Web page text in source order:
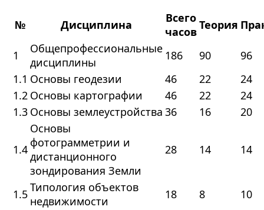
№ Дисциплина
Всего
часовТеория
1
Общепрофессиональные
дисциплины
186 90
96
1.1 Основы геодезии 46 22
24
1.2 Основы картографии 46 22
24
1.3 Основы землеустройства 36 16 20
1.4
Основы
фотограмметрии и
дистанционного
зондирования Земли
28 14 14
1.5Типология объектов
недвижимости
18 8 10